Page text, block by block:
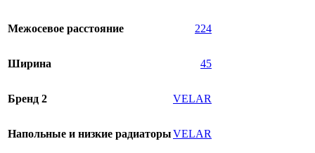
Межосевое расстояние 224
Ширина 45
Бренд 2 VELAR
Напольные и низкие радиаторыVELAR